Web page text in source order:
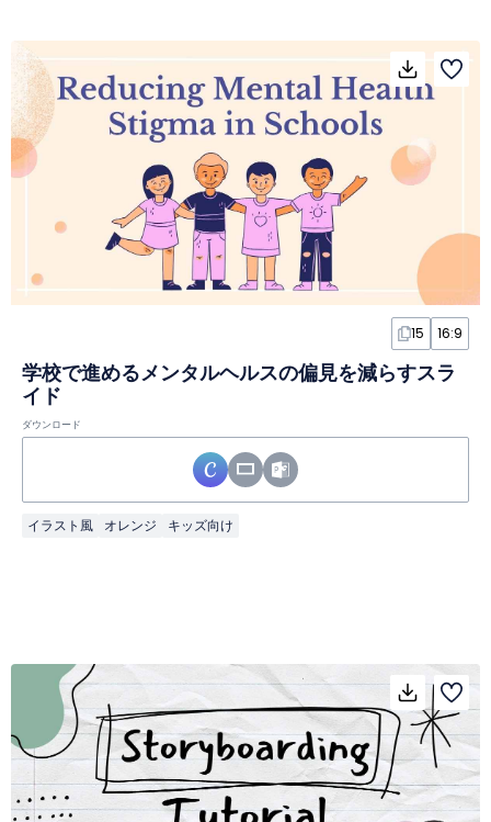
15 16:9
学校で進めるメンタルヘルスの偏見を減らすスラ
イド
ダウンロード
イラスト風 オレンジ キッズ向け